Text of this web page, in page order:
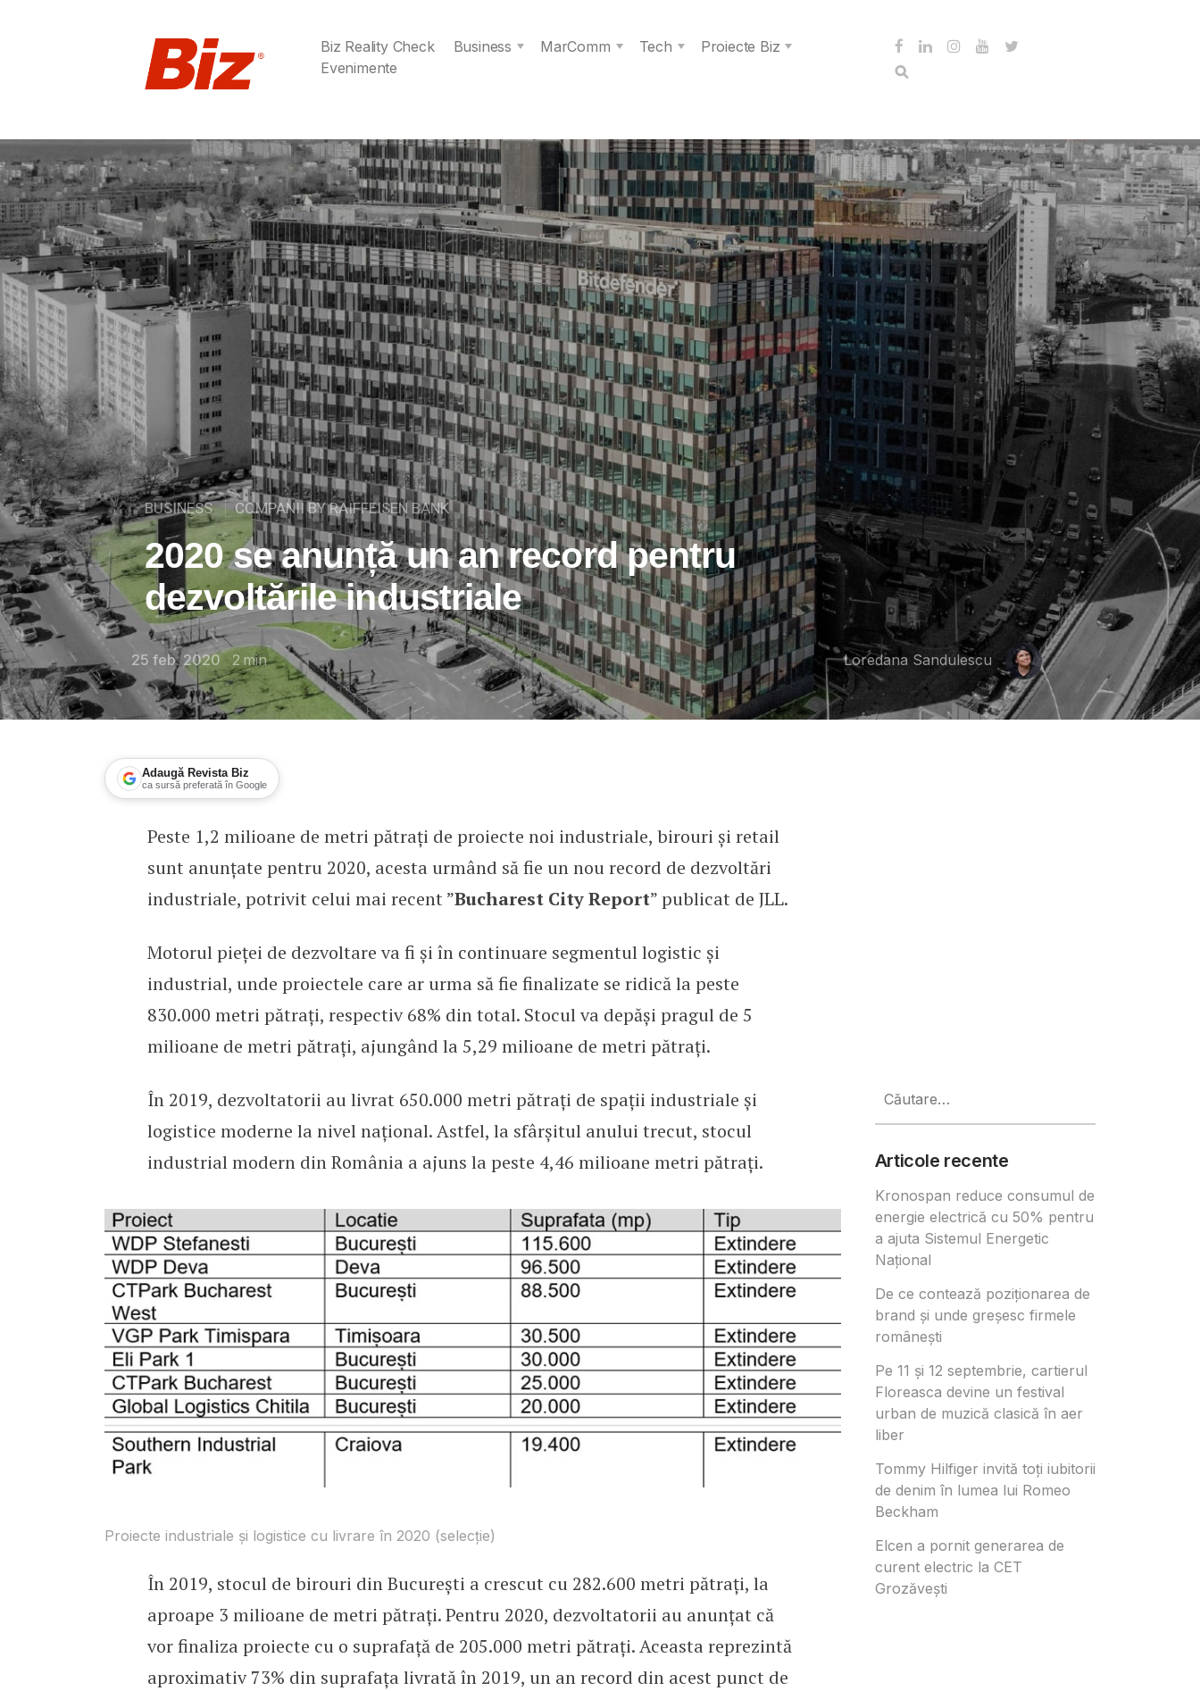
Biz Reality Check Business MarComm Tech
Proiecte Biz
Evenimente
BUSINESS COMPANII BY RAIFFEISEN BANK
2020 se anunță un an record pentru
dezvoltările industriale
25 feb. 2020 2 min Loredana Sandulescu
Adaugă Revista Biz
ca sursă preferată în Google
2020 se anunță un an record pentru dezvoltările industriale
Peste 1,2 milioane de metri pătrați de proiecte noi industriale, birouri și retail
sunt anunțate pentru 2020, acesta urmând să fie un nou record de dezvoltări
industriale, potrivit celui mai recent ”Bucharest City Report” publicat de JLL.
Motorul pieței de dezvoltare va fi și în continuare segmentul logistic și
industrial, unde proiectele care ar urma să fie finalizate se ridică la peste
830.000 metri pătrați, respectiv 68% din total. Stocul va depăși pragul de 5
milioane de metri pătrați, ajungând la 5,29 milioane de metri pătrați.
În 2019, dezvoltatorii au livrat 650.000 metri pătrați de spații industriale și
logistice moderne la nivel național. Astfel, la sfârșitul anului trecut, stocul
industrial modern din România a ajuns la peste 4,46 milioane metri pătrați.
Proiecte industriale și logistice cu livrare în 2020 (selecție)
În 2019, stocul de birouri din București a crescut cu 282.600 metri pătrați, la
aproape 3 milioane de metri pătrați. Pentru 2020, dezvoltatorii au anunțat că
vor finaliza proiecte cu o suprafață de 205.000 metri pătrați. Aceasta reprezintă
aproximativ 73% din suprafața livrată în 2019, un an record din acest punct de
după:
Articole recente
Kronospan reduce consumul de
energie electrică cu 50% pentru
a ajuta Sistemul Energetic
Național
De ce contează poziționarea de
brand și unde greșesc firmele
românești
Pe 11 și 12 septembrie, cartierul
Floreasca devine un festival
urban de muzică clasică în aer
liber
Tommy Hilfiger invită toți iubitorii
de denim în lumea lui Romeo
Beckham
Elcen a pornit generarea de
curent electric la CET
Grozăvești